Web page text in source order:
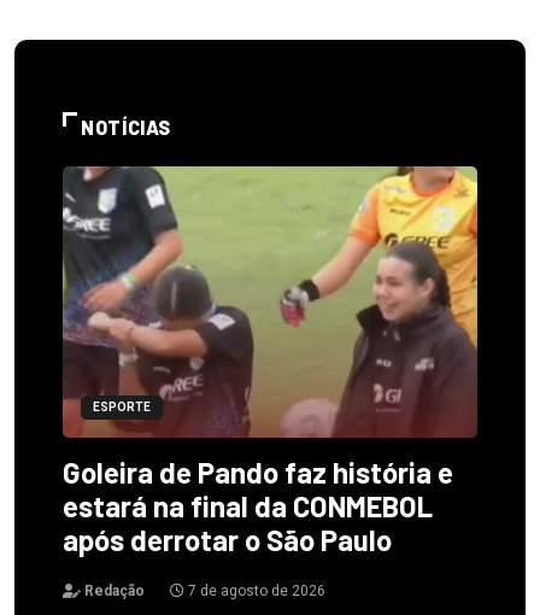
NOTÍCIAS
ESPORTE
Goleira de Pando faz história e
estará na final da CONMEBOL
após derrotar o São Paulo
Redação 7 de agosto de 2026